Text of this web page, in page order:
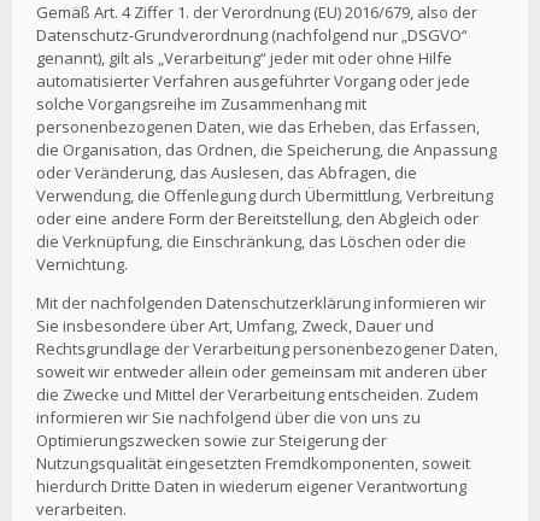
Gemäß Art. 4 Ziffer 1. der Verordnung (EU) 2016/679, also der
Datenschutz-Grundverordnung (nachfolgend nur „DSGVO“
genannt), gilt als „Verarbeitung“ jeder mit oder ohne Hilfe
automatisierter Verfahren ausgeführter Vorgang oder jede
solche Vorgangsreihe im Zusammenhang mit
personenbezogenen Daten, wie das Erheben, das Erfassen,
die Organisation, das Ordnen, die Speicherung, die Anpassung
oder Veränderung, das Auslesen, das Abfragen, die
Verwendung, die Offenlegung durch Übermittlung, Verbreitung
oder eine andere Form der Bereitstellung, den Abgleich oder
die Verknüpfung, die Einschränkung, das Löschen oder die
Vernichtung.
Mit der nachfolgenden Datenschutzerklärung informieren wir
Sie insbesondere über Art, Umfang, Zweck, Dauer und
Rechtsgrundlage der Verarbeitung personenbezogener Daten,
soweit wir entweder allein oder gemeinsam mit anderen über
die Zwecke und Mittel der Verarbeitung entscheiden. Zudem
informieren wir Sie nachfolgend über die von uns zu
Optimierungszwecken sowie zur Steigerung der
Nutzungsqualität eingesetzten Fremdkomponenten, soweit
hierdurch Dritte Daten in wiederum eigener Verantwortung
verarbeiten.